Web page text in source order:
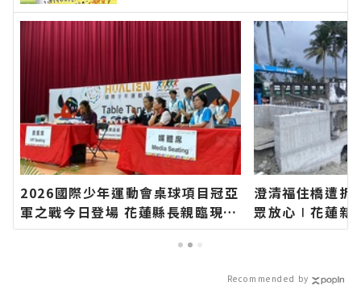
新聞－最快速的今日新聞報導 最
2026國際少年運動會桌球項目冠亞
軍之戰今日登場 花蓮縣長親臨現場
觀賽為小將加油∣花蓮新聞網官方
網站各類新聞－最快速的今日新聞
澄清福住橋遭
眾放心∣花蓮新
新聞－最快速的
Recommended by